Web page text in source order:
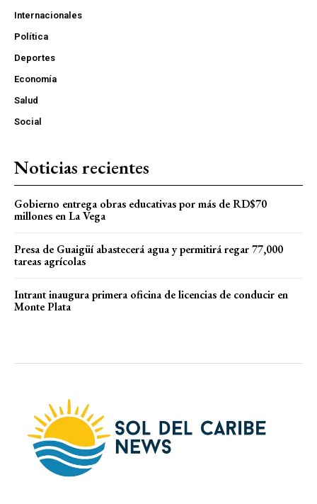
Internacionales
Política
Deportes
Economía
Salud
Social
Noticias recientes
Gobierno entrega obras educativas por más de RD$70
millones en La Vega
Presa de Guaigüí abastecerá agua y permitirá regar 77,000
tareas agrícolas
Intrant inaugura primera oficina de licencias de conducir en
Monte Plata